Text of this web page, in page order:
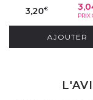
3,20€
PRIX
AJOUTER